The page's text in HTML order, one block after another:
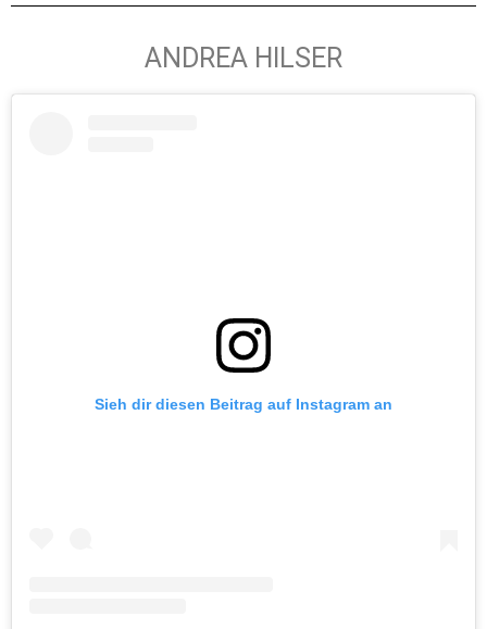
ANDREA HILSER
Sieh dir diesen Beitrag auf Instagram an